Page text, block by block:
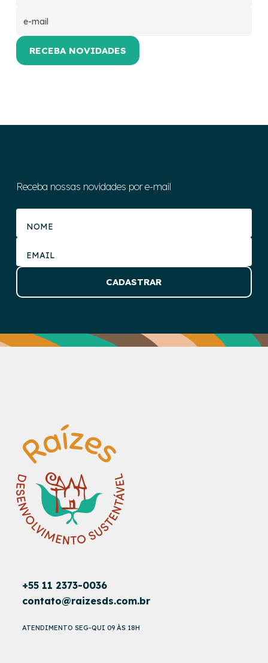
Receba nossas novidades por e-mail
+55 11 2373-0036
contato@raizesds.com.br
ATENDIMENTO SEG-QUI 09 ÀS 18H